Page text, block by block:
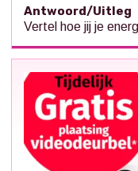
Antwoord/Uitleg
Vertel hoe jij je